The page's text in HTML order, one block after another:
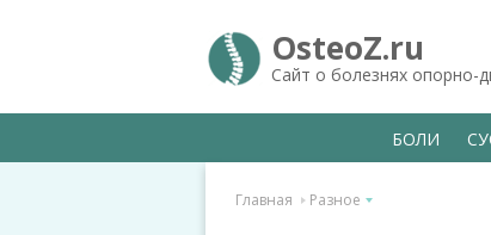
OsteoZ.ru
Сайт о болезнях опорно-
БОЛИ
Главная Разное